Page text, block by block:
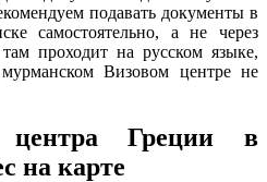
подавать документы в
самостоятельно, а не через
проходит на русском языке,
Визовом центре не
центра Греции в
на карте